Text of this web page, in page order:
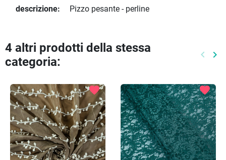
descrizione:
Pizzo pesante - perline
4 altri prodotti della stessa
categoria:
keyboard_arrow_left keyboard_arrow_right
favorite favorite